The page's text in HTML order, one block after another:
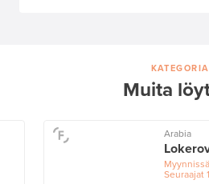
KATEGORIA
Muita
Arabia
Myynnissä
Seuraajat1